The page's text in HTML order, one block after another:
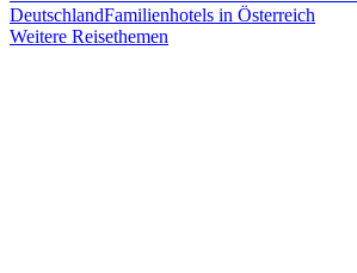
DeutschlandFamilienhotels in Österreich
Weitere Reisethemen